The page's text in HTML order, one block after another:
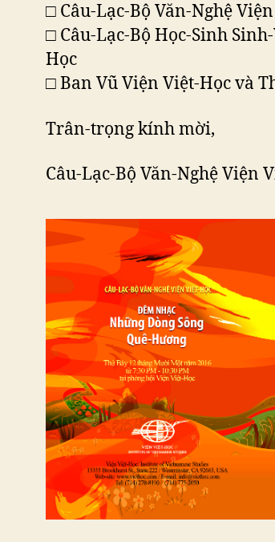
​​​□​ Câu-Lạc-Bộ Văn-Nghệ
​​​​□​ Câu-Lạc-Bộ Học-Sinh
Học
​​​​□​ Ban Vũ Viện Việt-Học và
Trân-trọng kính mời,
Câu-Lạc-Bộ Văn-Nghệ Viện